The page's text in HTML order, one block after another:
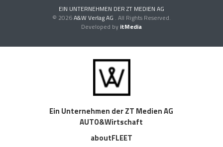
EIN UNTERNEHMEN DER ZT MEDIEN AG
© 2026A&W Verlag AG . All Rights Reserved.
Developed by itMedia
Ein Unternehmen der ZT Medien AG
AUTO&Wirtschaft
aboutFLEET